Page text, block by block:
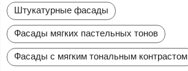
Штукатурные фасады
Фасады мягких пастельных тонов
Фасады с мягким тональным контрастом